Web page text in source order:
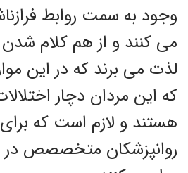
وجود به سمت روابط
می کنند و از هم کلام شدن
لذت می برند که در این
که این مردان دچار
هستند و لازم است که
روانپزشکان متخصصص در